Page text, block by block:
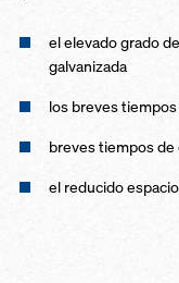
el elevado grado
galvanizada
los breves
breves tiempos
el reducido